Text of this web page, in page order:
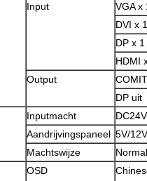
Input VGA x
DVI x 1
DP x 1
HDMI
Output
DP uit
Inputmacht
Aandrijvingspaneel 5V/12V
Machtswijze
OSD